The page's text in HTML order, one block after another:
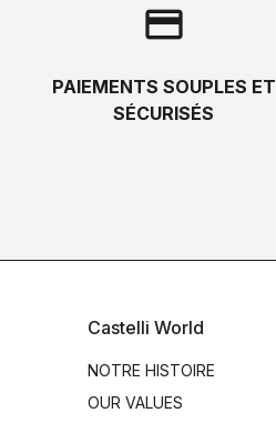
credit_card
PAIEMENTS SOUPLES ET
SÉCURISÉS
Castelli World
NOTRE HISTOIRE
OUR VALUES